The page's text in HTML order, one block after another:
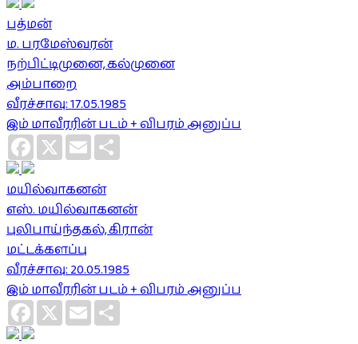
பத்மன்
ம. பரமேஸ்வரன்
நற்பிட்டிமுனை, கல்முனை
அம்பாறை
வீரச்சாவு: 17.05.1985
இம் மாவீரரின் படம் + விபரம் அனுப்ப
Facebook
X Email
மயில்வாகனன்
எஸ். மயில்வாகனன்
புலிபாய்ந்தகல், கிரான்
மட்டக்களப்பு
வீரச்சாவு: 20.05.1985
இம் மாவீரரின் படம் + விபரம் அனுப்ப
Facebook
X Email